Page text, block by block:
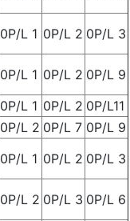
0P/L 1 0P/L 2 0P/L 3
0P/L 1 0P/L 2 0P/L 9
0P/L 1 0P/L 2 0P/L11
0P/L 2 0P/L 7 0P/L 9
0P/L 1 0P/L 2 0P/L 3
0P/L 2 0P/L 3 0P/L 6